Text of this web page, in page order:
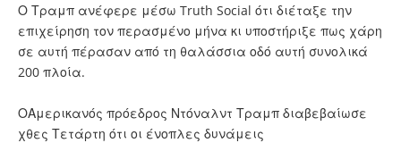
Ο Τραμπ ανέφερε μέσω Truth Social ότι διέταξε την
επιχείρηση τον περασμένο μήνα κι υποστήριξε πως χάρη
σε αυτή πέρασαν από τη θαλάσσια οδό αυτή συνολικά
200 πλοία.
ΟΑμερικανός πρόεδρος Ντόναλντ Τραμπ διαβεβαίωσε
χθες Τετάρτη ότι οι ένοπλες δυνάμεις